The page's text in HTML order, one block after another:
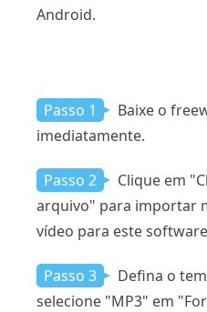
Android.
Passo 1
Baixe o
imediatamente.
Passo 2
Clique em
arquivo" para importar
vídeo para este
Passo 3
Defina o
selecione "MP3" em